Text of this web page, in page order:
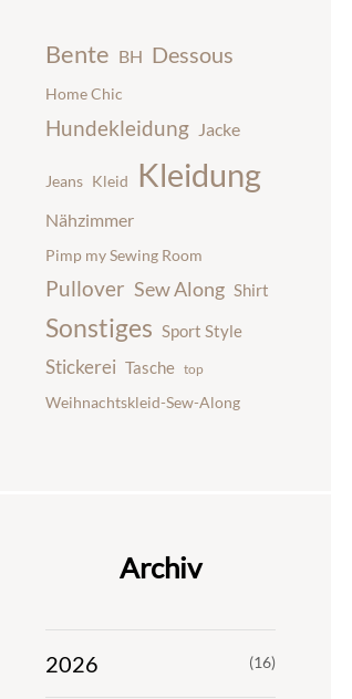
Bente BH Dessous
Home Chic
Hundekleidung Jacke
Jeans Kleid Kleidung
Nähzimmer
Pimp my Sewing Room
Pullover Sew Along Shirt
Sonstiges Sport Style
Stickerei Tasche top
Weihnachtskleid-Sew-Along
Archiv
2026 (16)